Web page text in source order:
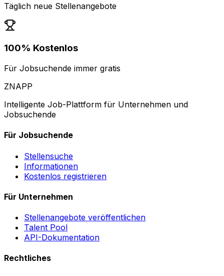
Täglich neue Stellenangebote
100% Kostenlos
Für Jobsuchende immer gratis
ZNAPP
Intelligente Job-Plattform für Unternehmen und
Jobsuchende
Für Jobsuchende
Stellensuche
Informationen
Kostenlos registrieren
Für Unternehmen
Stellenangebote veröffentlichen
Talent Pool
API-Dokumentation
Rechtliches